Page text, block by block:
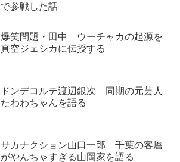
で参戦した話
爆笑問題・田中 ウーチャカの起源を
真空ジェシカに伝授する
ドンデコルテ渡辺銀次 同期の元芸人
たわわちゃんを語る
サカナクション山口一郎 千葉の客層
がやんちゃすぎる山岡家を語る